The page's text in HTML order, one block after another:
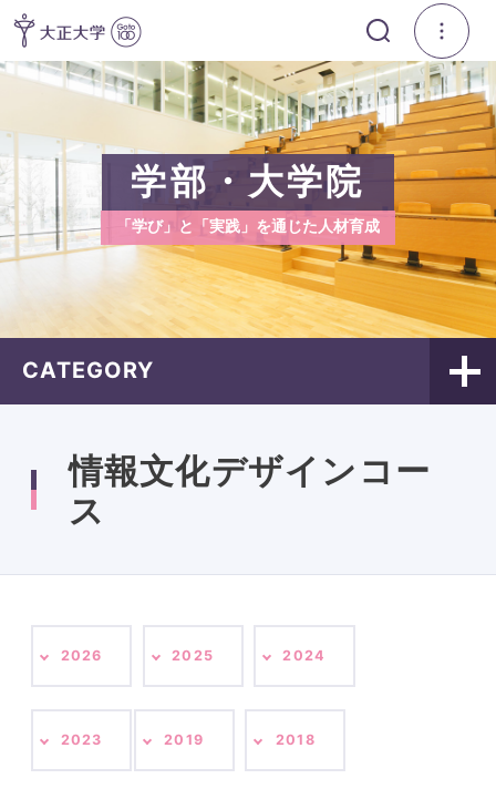
学部・大学院
「学び」と「実践」を通じた人材育成
CATEGORY
情報文化デザインコー
ス
2026 2025 2024
2023 2019 2018